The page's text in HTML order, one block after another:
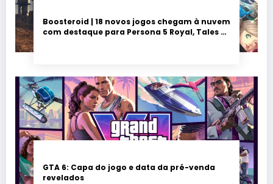
Boosteroid | 18 novos jogos chegam à nuvem
com destaque para Persona 5 Royal, Tales of
GTA 6: Capa do jogo e data da pré-venda
revelados